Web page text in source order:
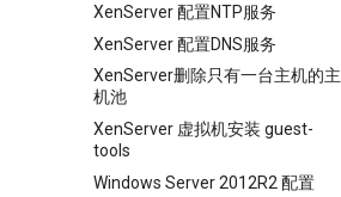
XenServer 配置NTP服务
XenServer 配置DNS服务
XenServer删除只有一台主机的主
机池
XenServer 虚拟机安装 guest-
tools
Windows Server 2012R2 配置